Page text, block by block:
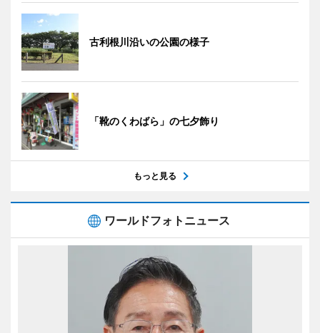
古利根川沿いの公園の様子
「靴のくわばら」の七夕飾り
もっと見る
ワールドフォトニュース